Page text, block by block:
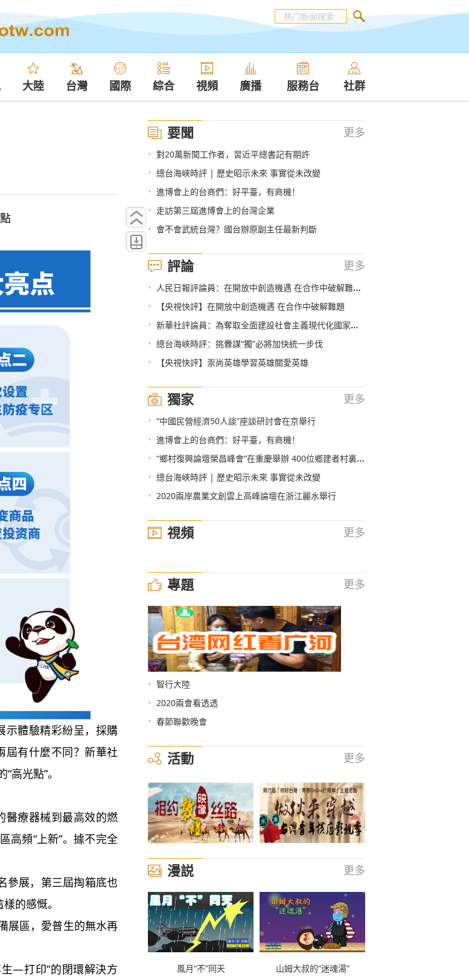
大陸 台灣 國際 綜合 視頻 廣播 服務台 社群
體驗精彩紛呈，採購
屆有什麼不同？新華社
高光點”。
療器械到最高效的燃
高頻“上新”。據不完全
展，第三屆掏箱底也
的感慨。
區，愛普生的無水再
—打印”的閉環解決方
要聞 更多
• 對20萬新聞工作者，習近平總書記有期許
• 總台海峽時評 | 歷史昭示未來 事實從未改變
• 進博會上的台商們：好平臺，有商機！
• 走訪第三屆進博會上的台灣企業
• 會不會武統台灣？國台辦原副主任最新判斷
評論 更多
• 人民日報評論員：在開放中創造機遇 在合作中破解難題 ——論習近平主席在第三屆中國國際進口博覽會開幕式上主旨演講
• 【央視快評】在開放中創造機遇 在合作中破解難題
• 新華社評論員：為奪取全面建設社會主義現代化國家新勝利而奮鬥——學習貫徹黨的十九屆五中全會精神
• 總台海峽時評：挑釁謀“獨”必將加快統一步伐
• 【央視快評】崇尚英雄學習英雄關愛英雄
獨家 更多
• “中國民營經濟50人談”座談研討會在京舉行
• 進博會上的台商們：好平臺，有商機！
• “鄉村復興論壇榮昌峰會”在重慶舉辦 400位鄉建者村裏“趕集”
• 總台海峽時評 | 歷史昭示未來 事實從未改變
• 2020兩岸農業文創雲上高峰論壇在浙江麗水舉行
視頻 更多
專題 更多
• 智行大陸
• 2020兩會看透透
• 春節聯歡晚會
活動 更多
漫説 更多
風月“不”同天 山姆大叔的“迷魂湯”